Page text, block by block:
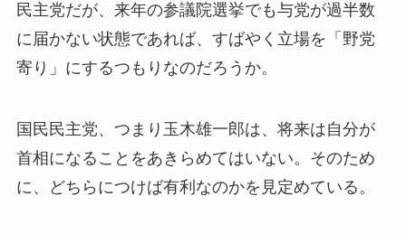
民主党だが、来年の参議院選挙でも与党が過半数
に届かない状態であれば、すばやく立場を「野党
寄り」にするつもりなのだろうか。
国民民主党、つまり玉木雄一郎は、将来は自分が
首相になることをあきらめてはいない。そのため
に、どちらにつけば有利なのかを見定めている。